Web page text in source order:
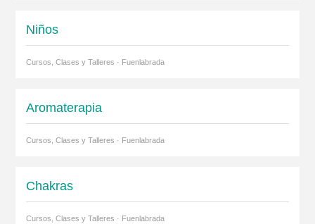
Niños
Cursos, Clases y Talleres · Fuenlabrada
Aromaterapia
Cursos, Clases y Talleres · Fuenlabrada
Chakras
Cursos, Clases y Talleres · Fuenlabrada